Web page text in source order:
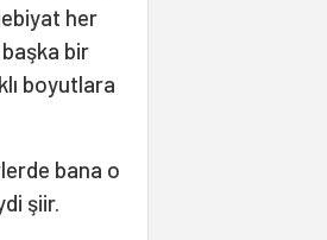
her
bir
boyutlara
bana o
şiir.